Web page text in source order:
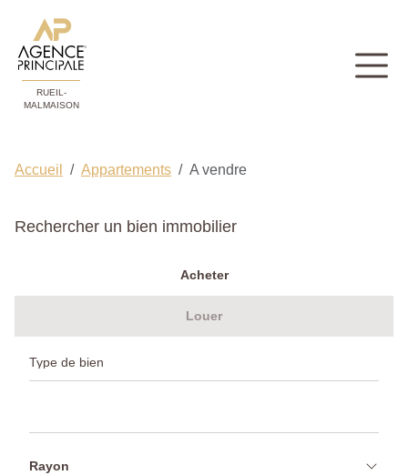
RUEIL-
MALMAISON
Accueil Appartements A vendre
Rechercher un bien immobilier
Acheter
Louer
Rayon